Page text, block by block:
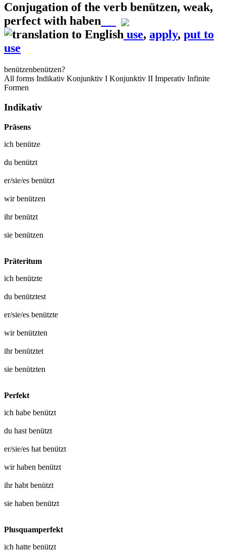
Conjugation of the verb benützen, weak,
perfect with haben
use, apply, put to
use
benützenbenützen?
All forms Indikativ Konjunktiv I Konjunktiv II Imperativ Infinite
Formen
Indikativ
Präsens
ich benütze
du benützt
er/sie/es benützt
wirbenützen
ihrbenützt
sie benützen
Präteritum
ich benützte
du benütztest
er/sie/es benützte
wirbenützten
ihrbenütztet
sie benützten
Perfekt
ich habe benützt
du hast benützt
er/sie/es hat benützt
wir haben benützt
ihr habt benützt
sie haben benützt
Plusquamperfekt
ich hatte benützt